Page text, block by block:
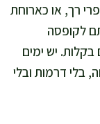
רך, או כארוחת
לקופסה
יש ימים
בלי דרמות ובלי